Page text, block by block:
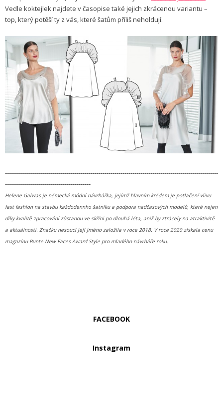
Vedle koktejlek najdete v časopise také jejich zkrácenou variantu –
top, který potěší ty z vás, které šatům příliš neholdují.
-----------------------------------------------------------------------------------------------------------
-------------------------------------------
Helene Galwas je německá módní návrhářka, jejímž hlavním krédem je potlačení vlivu
fast fashion na stavbu každodennho šatníku a podpora nadčasových modelů, které nejen
díky kvalitě zpracování zůstanou ve skříni po dlouhá léta, aniž by ztrácely na atraktivitě
a aktuálnosti. Značku nesoucí její jméno založila v roce 2018. V roce 2020 získala cenu
magazínu Bunte New Faces Award Style pro mladého návrháře roku.
FACEBOOK
Instagram